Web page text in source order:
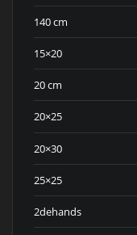
140 cm
15×20
20 cm
20×25
20×30
25×25
2dehands